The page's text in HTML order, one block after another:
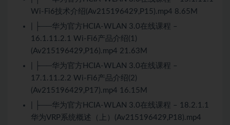
Wi-Fi6技术介绍(Av215196429,P15).mp4 8.65M
| ├──华为官方HCIA-WLAN 3.0在线课程 –
16.1.11.2.1 Wi-Fi6产品介绍(1)
(Av215196429,P16).mp4 21.63M
| ├──华为官方HCIA-WLAN 3.0在线课程 –
17.1.11.2.2 Wi-Fi6产品介绍(2)
(Av215196429,P17).mp4 16.15M
| ├──华为官方HCIA-WLAN 3.0在线课程 – 18.2.1.1
华为VRP系统概述（上）(Av215196429,P18).mp4